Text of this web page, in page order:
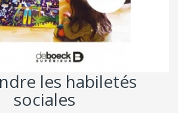
les habiletés
sociales